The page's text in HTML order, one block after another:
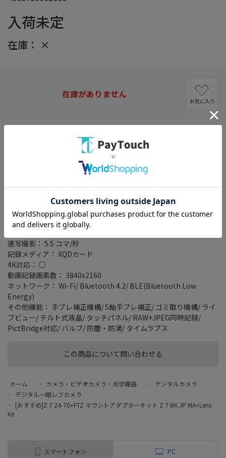
入荷未定
在庫： ×
この商品について問い合わせる
在庫がありません
お気に入り
大口径の新マウントを採用したフルサイズ高画素ミラーレスカメ
ラ。像面位相差AF画素搭載「裏面照射型CMOSセンサー」と画像
処理エンジン「EXPEED 6」を採用。
NIKKOR Fレンズを取り付けられる「マウントアダプター FTZ」
「NIKKOR Z 24-70mm f/4 S」が付属。
タイプ： ミラーレス
レンズマウント： ニコンZマウント
有効画素数： 4575万画素
連写撮影： 5.5 コマ/秒
記録メディア： XQDカード
4K対応： ○
動画記録画素数： 3840x2160
ネットワーク： Wi-Fi/ Bluetooth 4.2/ BLE(Bluetooth Low
Energy)
その他機能： 手ブレ補正機構/ 5軸手ブレ補正/ ゴミ取り機構/ ライ
ブビュー/ チルト式液晶/ タッチパネル/ RAW+JPEG同時記録/
PictBridge対応/ バルブ/ 防塵・防滴/ タイムラプス
ホーム > カメラ・ビデオカメラ・光学機器 > デジタルカメラ
> デジタル一眼レフカメラ
> [おすすめ]Z 7 24-70+FTZ マウントアダプターキット Z 7 BK JP MA+Lens
Kit
スマートフォン PC